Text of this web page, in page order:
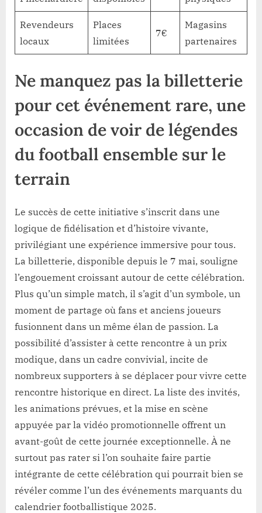
Revendeurs
locaux
Places
limitées
7€
Magasins
partenaires
Ne manquez pas la billetterie
pour cet événement rare, une
occasion de voir de légendes
du football ensemble sur le
terrain
Le succès de cette initiative s’inscrit dans une
logique de fidélisation et d’histoire vivante,
privilégiant une expérience immersive pour tous.
La billetterie, disponible depuis le 7 mai, souligne
l’engouement croissant autour de cette célébration.
Plus qu’un simple match, il s’agit d’un symbole, un
moment de partage où fans et anciens joueurs
fusionnent dans un même élan de passion. La
possibilité d’assister à cette rencontre à un prix
modique, dans un cadre convivial, incite de
nombreux supporters à se déplacer pour vivre cette
rencontre historique en direct. La liste des invités,
les animations prévues, et la mise en scène
appuyée par la vidéo promotionnelle offrent un
avant-goût de cette journée exceptionnelle. À ne
surtout pas rater si l’on souhaite faire partie
intégrante de cette célébration qui pourrait bien se
révéler comme l’un des événements marquants du
calendrier footballistique 2025.